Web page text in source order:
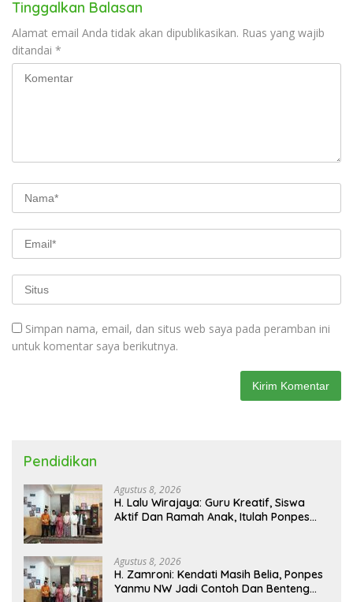
Tinggalkan Balasan
Alamat email Anda tidak akan dipublikasikan. Ruas yang wajib
ditandai *
Simpan nama, email, dan situs web saya pada peramban ini
untuk komentar saya berikutnya.
Pendidikan
Agustus 8, 2026
H. Lalu Wirajaya: Guru Kreatif, Siswa
Aktif Dan Ramah Anak, Itulah Ponpes
Agustus 8, 2026
H. Zamroni: Kendati Masih Belia, Ponpes
Yanmu NW Jadi Contoh Dan Benteng